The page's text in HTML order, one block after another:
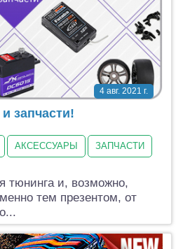
4 авг. 2021 г.
запчасти!
АКСЕССУАРЫ ЗАПЧАСТИ
тюнинга и, возможно,
тем презентом, от